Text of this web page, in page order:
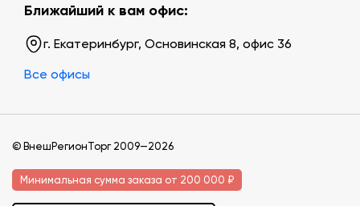
Ближайший к вам офис:
г. Екатеринбург, Основинская 8, офис 36
Все офисы
© ВнешРегионТорг 2009—2026
Минимальная сумма заказа от 200 000 ₽